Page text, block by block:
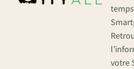
votre